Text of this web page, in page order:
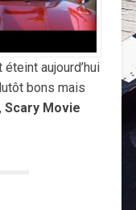
aujourd’hui
bons mais
,Scary Movie